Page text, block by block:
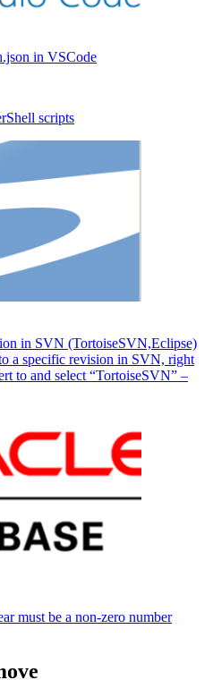
in VSCode
scripts
in SVN (TortoiseSVN,Eclipse)
a specific revision in SVN, right
to and select “TortoiseSVN” –
must be a non-zero number